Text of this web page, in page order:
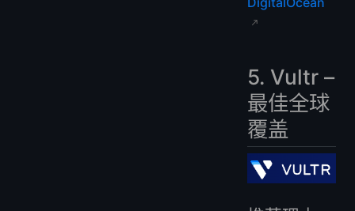
5. Vultr –
最佳全球
覆盖